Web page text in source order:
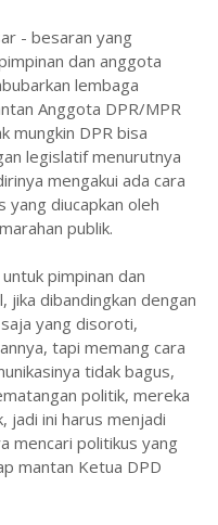
- besaran yang
dan anggota
lembaga
Anggota DPR/MPR
mungkin DPR bisa
legislatif menurutnya
mengakui ada cara
yang diucapkan oleh
publik.
pimpinan dan
jika dibandingkan dengan
yang disoroti,
tapi memang cara
tidak bagus,
politik, mereka
jadi ini harus menjadi
mencari politikus yang
mantan Ketua DPD